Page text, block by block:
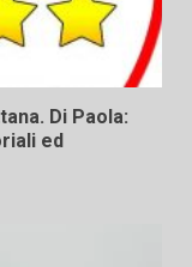
Di Paola:
ed